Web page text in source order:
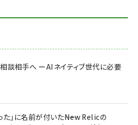
談相手へ ーAIネイティブ世代に必要
」に名前が付いた――New Relicの